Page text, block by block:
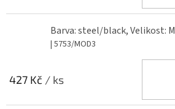
Barva: steel/black, Velikost: M
| 5753/MOD3
427 Kč / ks